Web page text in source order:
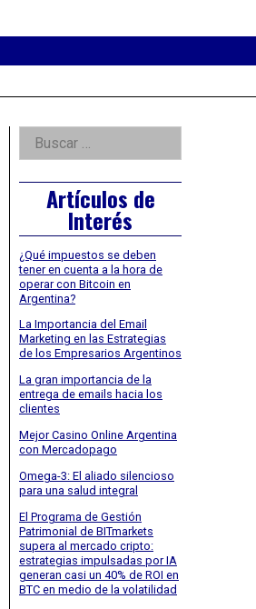
Right
Asides
Buscar:
Artículos de
Interés
¿Qué impuestos se deben
tener en cuenta a la hora de
operar con Bitcoin en
Argentina?
La Importancia del Email
Marketing en las Estrategias
de los Empresarios Argentinos
La gran importancia de la
entrega de emails hacia los
clientes
Mejor Casino Online Argentina
con Mercadopago
Omega-3: El aliado silencioso
para una salud integral
El Programa de Gestión
Patrimonial de BITmarkets
supera al mercado cripto:
estrategias impulsadas por IA
generan casi un 40% de ROI en
BTC en medio de la volatilidad